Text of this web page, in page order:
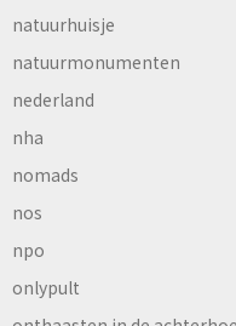
natuurhuisje
natuurmonumenten
nederland
nha
nomads
nos
npo
onlypult